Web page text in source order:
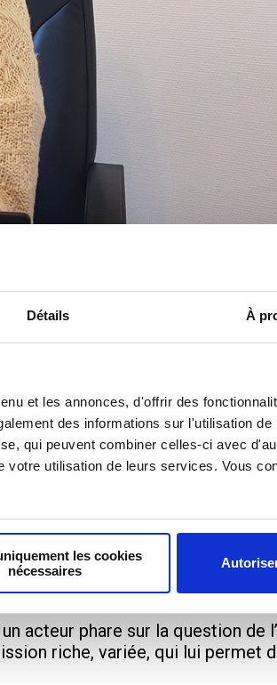
Détails À
et les annonces, d'offrir des
des informations sur l'utilisation de
qui peuvent combiner celles-ci avec
utilisation de leurs services. Vous
les cookies
nécessaires
ou en situation de rue, titulaire
active avec l’envie de mettre
des femmes :
qu’on leur
sur les questions de
dédié aux femmes à
Elle découvre la pluralité
Je me suis rendue compte de la
acteur phare sur la question de
riche, variée, qui lui permet